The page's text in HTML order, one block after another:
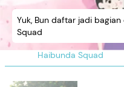
Haibunda Squad
Yuk, Bun daftar jadi
Squad